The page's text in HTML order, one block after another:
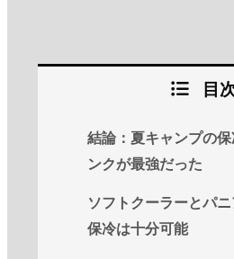
目
結論：夏キャンプの保
ンクが最強だった
ソフトクーラーとパ
保冷は十分可能